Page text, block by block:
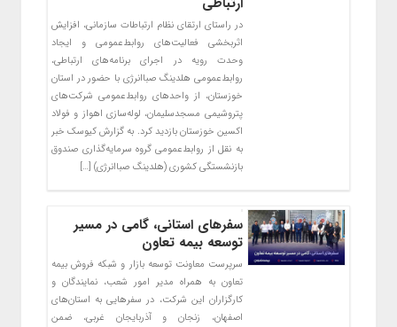
در راستای ارتقای نظام ارتباطات سازمانی، افزایش
اثربخشی فعالیت‌های روابط‌عمومی و ایجاد
وحدت رویه در اجرای برنامه‌های ارتباطی،
روابط‌عمومی هلدینگ صباانرژی با حضور در استان
خوزستان، از واحدهای روابط‌عمومی شرکت‌های
پتروشیمی مسجدسلیمان، لوله‌سازی اهواز و فولاد
اکسین خوزستان بازدید کرد. به گزارش کیوسک خبر
به نقل از روابط‌عمومی گروه سرمایه‌گذاری صندوق
بازنشستگی کشوری (هلدینگ صباانرژی) […]
سفرهای استانی، گامی در مسیر
توسعه بیمه تعاون
سرپرست معاونت توسعه بازار و شبکه فروش بیمه
تعاون به همراه مدیر امور شعب، نمایندگان و
کارگزاران این شرکت، در سفرهایی به استان‌های
اصفهان، زنجان و آذربایجان غربی، ضمن